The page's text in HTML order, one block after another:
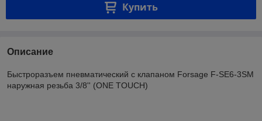
Купить
Описание
Быстроразъем пневматический с клапаном Forsage F-SE6-3SM
наружная резьба 3/8'' (ONE TOUCH)